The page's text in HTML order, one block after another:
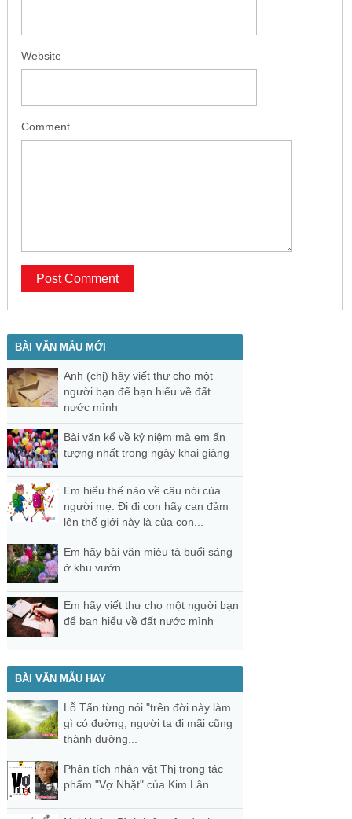
Website
Comment
BÀI VĂN MẪU MỚI
Anh (chị) hãy viết thư cho một
người bạn để bạn hiểu về đất
nước mình
Bài văn kể về kỷ niệm mà em ấn
tượng nhất trong ngày khai giảng
Em hiểu thế nào về câu nói của
người mẹ: Đi đi con hãy can đảm
lên thế giới này là của con...
Em hãy bài văn miêu tả buổi sáng
ở khu vườn
Em hãy viết thư cho một người bạn
để bạn hiểu về đất nước mình
BÀI VĂN MẪU HAY
Lỗ Tấn từng nói "trên đời này làm
gì có đường, người ta đi mãi cũng
thành đường...
Phân tích nhân vật Thị trong tác
phẩm "Vợ Nhặt" của Kim Lân